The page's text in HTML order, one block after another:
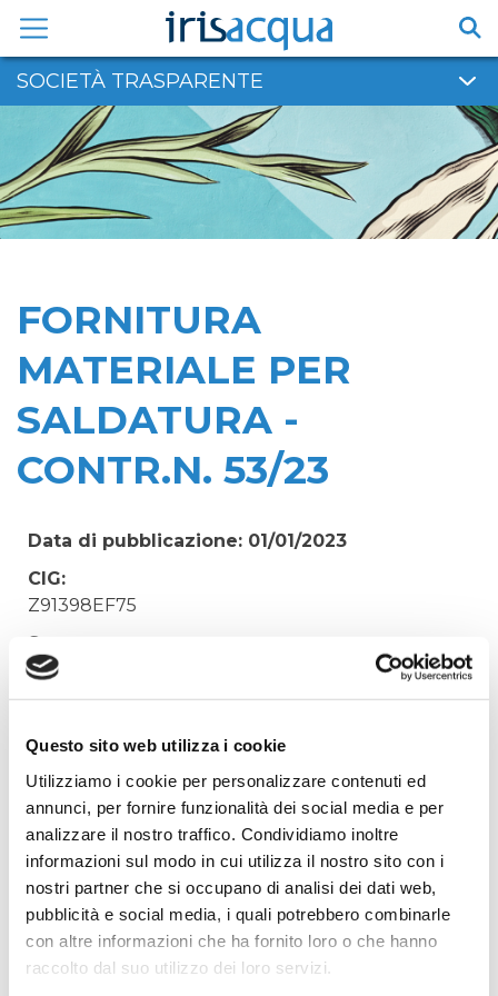
Questo sito web utilizza i cookie
Utilizziamo i cookie per personalizzare contenuti ed
annunci, per fornire funzionalità dei social media e per
analizzare il nostro traffico. Condividiamo inoltre
informazioni sul modo in cui utilizza il nostro sito con i
nostri partner che si occupano di analisi dei dati web,
pubblicità e social media, i quali potrebbero combinarle
con altre informazioni che ha fornito loro o che hanno
raccolto dal suo utilizzo dei loro servizi.
contenuto
SOCIETÀ TRASPARENTE
FORNITURA
MATERIALE PER
SALDATURA -
CONTR.N. 53/23
Data di pubblicazione: 01/01/2023
CIG:
Z91398EF75
Struttura proponente:
Irisacqua srl P.I./C.F. 01070220312. - Ufficio
Tecnico
Oggetto:
FORNITURA MATERIALE PER SALDATURA -
CONTR.N. 53/23
Elenco operatori invitati:
Codice Fiscale:
Procedura di scelta:
Affidamento ai sensi del Regolamento Generale
Aziendale per Lavori Servizi e Forniture